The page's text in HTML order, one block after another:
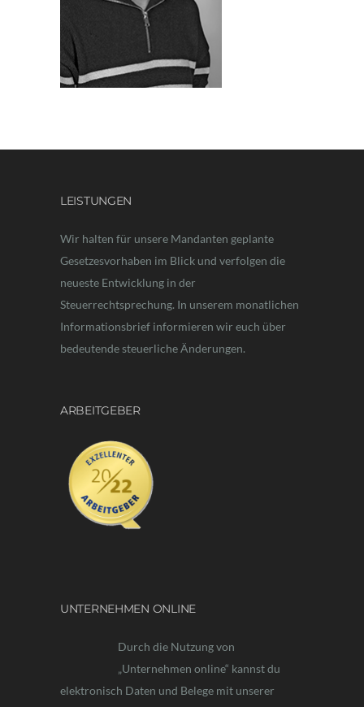
LEISTUNGEN
Wir halten für unsere Mandanten geplante
Gesetzesvorhaben im Blick und verfolgen die
neueste Entwicklung in der
Steuerrechtsprechung. In unserem monatlichen
Informationsbrief informieren wir euch über
bedeutende steuerliche Änderungen.
ARBEITGEBER
UNTERNEHMEN ONLINE
Durch die Nutzung von
„Unternehmen online“ kannst du
elektronisch Daten und Belege mit unserer